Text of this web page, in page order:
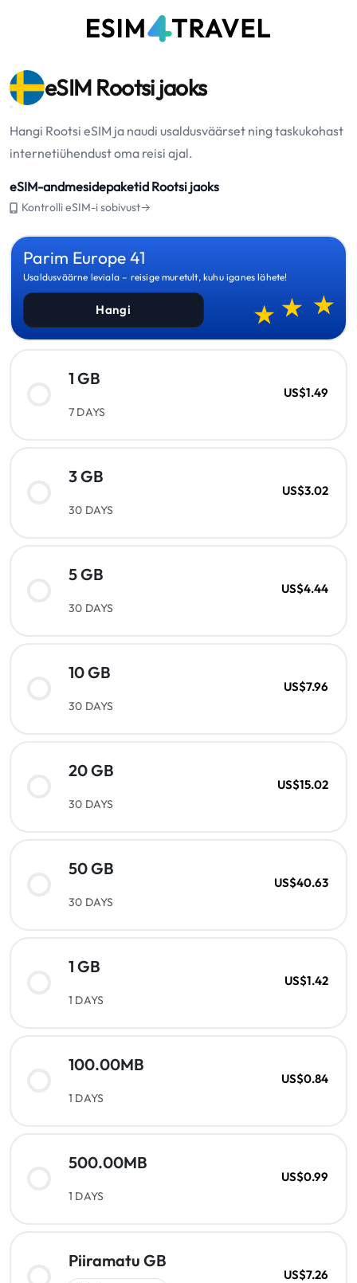
eSIM Rootsi jaoks
Hangi Rootsi eSIM ja naudi usaldusväärset ning taskukohast
internetiühendust oma reisi ajal.
eSIM-andmesidepaketid Rootsi jaoks
Kontrolli eSIM-i sobivust→
Parim Europe 41
Usaldusväärne leviala – reisige muretult, kuhu iganes lähete!
Hangi
1 GB
7 DAYS
US$1.49
3 GB
30 DAYS
US$3.02
5 GB
30 DAYS
US$4.44
10 GB
30 DAYS
US$7.96
20 GB
30 DAYS
US$15.02
50 GB
30 DAYS
US$40.63
1 GB
1 DAYS
US$1.42
100.00MB
1 DAYS
US$0.84
500.00MB
1 DAYS
US$0.99
Piiramatu GB
US$7.26